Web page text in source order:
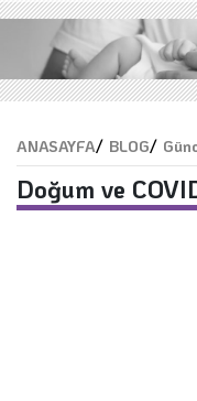
ANASAYFA/ BLOG/
Doğum ve